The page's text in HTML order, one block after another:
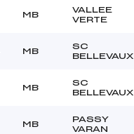
MB
VALLEE
VERTE
MB
SC
BELLEVAUX
MB
SC
BELLEVAUX
MB
PASSY
VARAN